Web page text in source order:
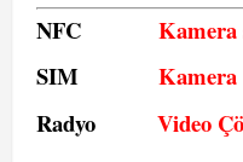
NFC Kamera
SIM
Radyo
Video